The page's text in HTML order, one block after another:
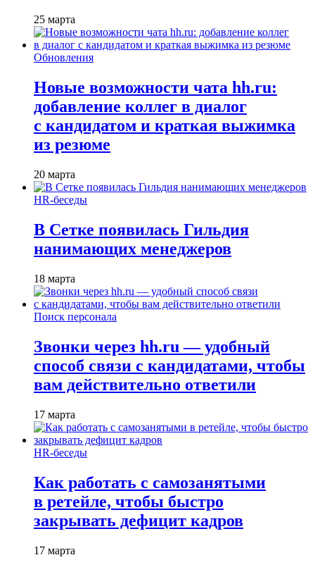
25 марта
Обновления
Новые возможности чата hh.ru:
добавление коллег в диалог
с кандидатом и краткая выжимка
из резюме
20 марта
HR-беседы
В Сетке появилась Гильдия
нанимающих менеджеров
18 марта
Поиск персонала
Звонки через hh.ru — удобный
способ связи с кандидатами, чтобы
вам действительно ответили
17 марта
HR-беседы
Как работать с самозанятыми
в ретейле, чтобы быстро
закрывать дефицит кадров
17 марта